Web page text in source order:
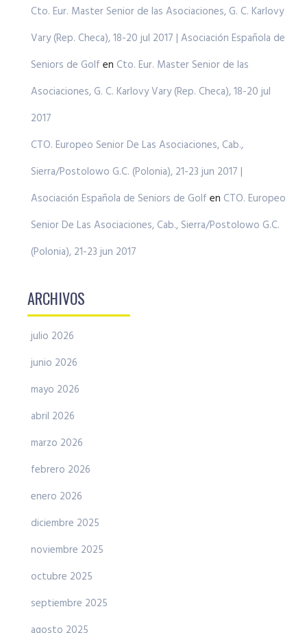
Cto. Eur. Master Senior de las Asociaciones, G. C. Karlovy
Vary (Rep. Checa), 18-20 jul 2017 | Asociación Española de
Seniors de Golf en Cto. Eur. Master Senior de las
Asociaciones, G. C. Karlovy Vary (Rep. Checa), 18-20 jul
2017
CTO. Europeo Senior De Las Asociaciones, Cab.,
Sierra/Postolowo G.C. (Polonia), 21-23 jun 2017 |
Asociación Española de Seniors de Golf en CTO. Europeo
Senior De Las Asociaciones, Cab., Sierra/Postolowo G.C.
(Polonia), 21-23 jun 2017
ARCHIVOS
julio 2026
junio 2026
mayo 2026
abril 2026
marzo 2026
febrero 2026
enero 2026
diciembre 2025
noviembre 2025
octubre 2025
septiembre 2025